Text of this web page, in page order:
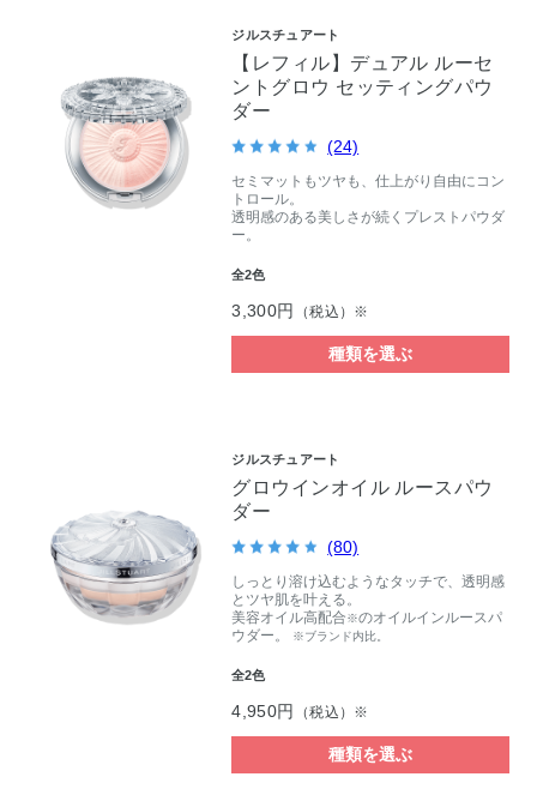
ジルスチュアート
【レフィル】デュアル ルーセ
ントグロウ セッティングパウ
ダー
(24)
セミマットもツヤも、仕上がり自由にコン
トロール。
透明感のある美しさが続くプレストパウダ
ー。
全2色
3,300円 （税込）※
種類を選ぶ
ジルスチュアート
グロウインオイル ルースパウ
ダー
(80)
しっとり溶け込むようなタッチで、透明感
とツヤ肌を叶える。
美容オイル高配合※のオイルインルースパ
ウダー。
※ブランド内比。
全2色
4,950円 （税込）※
種類を選ぶ